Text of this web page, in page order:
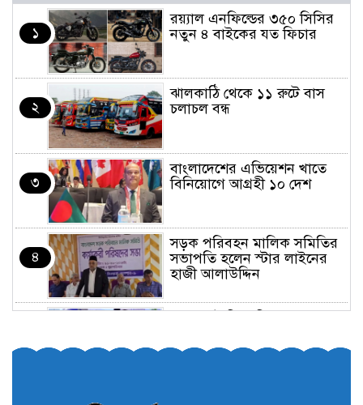
১
র‌য়্যাল এনফিল্ডের ৩৫০ সিসির
নতুন ৪ বাইকের যত ফিচার
২
ঝালকাঠি থেকে ১১ রুটে বাস
চলাচল বন্ধ
৩
বাংলাদেশের এভিয়েশন খাতে
বিনিয়োগে আগ্রহী ১০ দেশ
৪
সড়ক পরিবহন মালিক সমিতির
সভাপতি হলেন স্টার লাইনের
হাজী আলাউদ্দিন